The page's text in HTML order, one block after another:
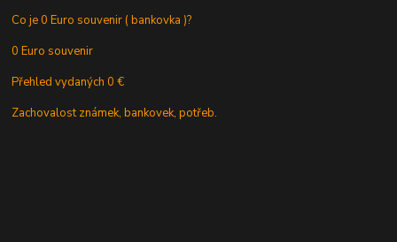
Co je 0 Euro souvenir ( bankovka )?
0 Euro souvenir
Přehled vydaných 0 €
Zachovalost známek, bankovek, potřeb.